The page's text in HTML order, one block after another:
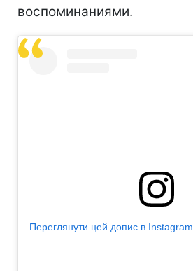
воспоминаниями.
Переглянути цей допис в Instagram